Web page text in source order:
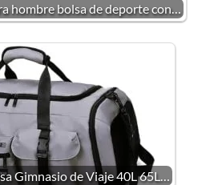
hombre bolsa de deporte con…
Gimnasio de Viaje 40L 65L…